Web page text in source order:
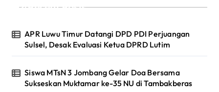
Recent Posts
APR Luwu Timur Datangi DPD PDI Perjuangan
Sulsel, Desak Evaluasi Ketua DPRD Lutim
Siswa MTsN 3 Jombang Gelar Doa Bersama
Sukseskan Muktamar ke-35 NU di Tambakberas